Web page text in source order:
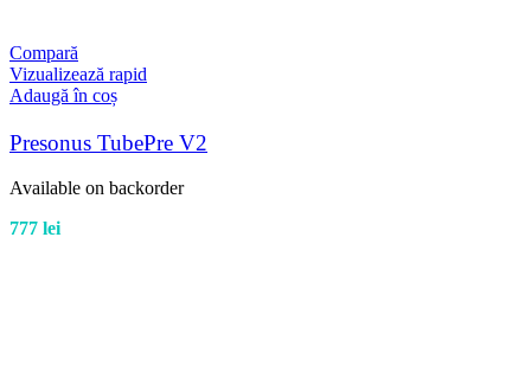
Compară
Vizualizează rapid
Adaugă în coș
Presonus TubePre V2
Available on backorder
777 lei